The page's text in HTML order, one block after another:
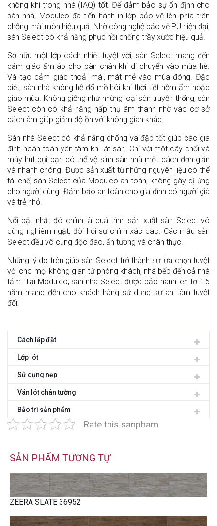
không khí trong nhà (IAQ) tốt. Để đảm bảo sự ổn định cho
sàn nhà, Moduleo đã tiến hành in lớp bảo vệ lên phía trên
chống mài mòn hiệu quả. Nhờ công nghệ bảo vệ PU hiện đại,
sàn Select có khả năng phục hồi chống trầy xước hiệu quả.
Sở hữu một lớp cách nhiệt tuyệt vời, sàn Select mang đến
cảm giác ấm áp cho bàn chân khi di chuyển vào mùa hè.
Và tạo cảm giác thoải mái, mát mẻ vào mùa đông. Đặc
biệt, sàn nhà không hề đổ mồ hôi khi thời tiết nồm ẩm hoặc
giao mùa. Không giống như những loại sàn truyền thống, sàn
Select còn có khả năng hấp thụ âm thanh nhờ vào cơ sở
cách âm giúp giảm độ ồn với không gian khác.
Sàn nhà Select có khả năng chống va đập tốt giúp các gia
đình hoàn toàn yên tâm khi lát sàn. Chỉ với một cây chổi và
máy hút bụi bạn có thể vệ sinh sàn nhà một cách đơn giản
và nhanh chóng. Được sản xuất từ những nguyên liệu có thể
tái chế, sàn Select của Moduleo an toàn, không gây dị ứng
cho người dùng. Đảm bảo an toàn cho gia đình có người già
và trẻ nhỏ.
Nổi bật nhất đó chính là quá trình sản xuất sàn Select vô
cùng nghiêm ngặt, đòi hỏi sự chính xác cao. Các mẫu sàn
Select đều vô cùng độc đáo, ấn tượng và chân thực.
Những lý do trên giúp sàn Select trở thành sự lựa chọn tuyệt
vời cho mọi không gian từ phòng khách, nhà bếp đến cả nhà
tắm. Tại Moduleo, sàn nhà Select được bảo hành lên tới 15
năm mang đến cho khách hàng sử dụng sự an tâm tuyệt
đối.
Cách lắp đặt
Lớp lót
Sử dụng nẹp
Ván lót chân tường
Bảo trì sản phẩm
Rate this sanpham
SẢN PHẨM TƯƠNG TỰ
ZEERA SLATE 36952